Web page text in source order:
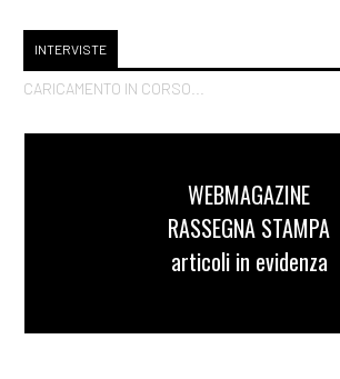
INTERVISTE
CARICAMENTO IN CORSO...
WEBMAGAZINE
RASSEGNA STAMPA
articoli in evidenza